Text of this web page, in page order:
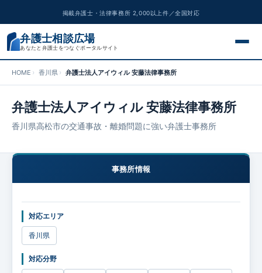
掲載弁護士・法律事務所 2,000以上件／全国対応
弁護士相談広場
あなたと弁護士をつなぐポータルサイト
交通事故
離婚問題
刑事事件
労働問題
企業法務
HOME 香川県 弁護士法人アイウィル 安藤法律事務所
弁護士法人アイウィル 安藤法律事務所
香川県高松市の交通事故・離婚問題に強い弁護士事務所
事務所情報
対応エリア
香川県
対応分野